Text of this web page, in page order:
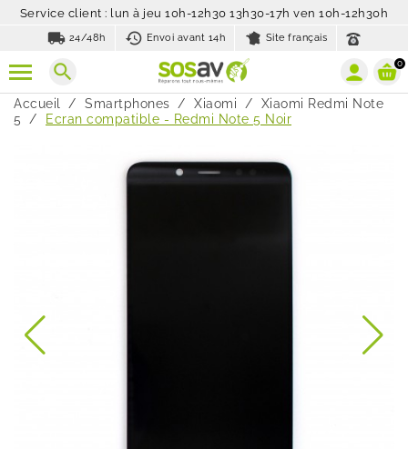
Service client : lun à jeu 10h-12h30 13h30-17h ven 10h-12h30h
local_shipping 24/48h history_toggle_off
Envoi avant 14h Site français
search 0
Accueil Smartphones Xiaomi
Xiaomi Redmi Note
5
Ecran compatible - Redmi Note 5 Noir